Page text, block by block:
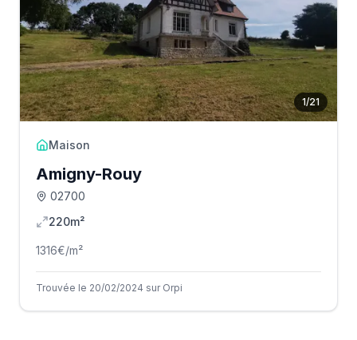
1/21
Maison
Amigny-Rouy
02700
220m²
1316€/m²
Trouvée le 20/02/2024 sur Orpi